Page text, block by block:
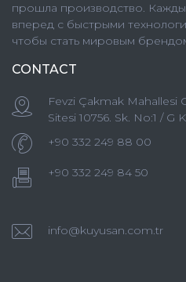
прошла производство.
вперед с быстрыми
чтобы стать мировым
CONTACT
Fevzi Çakmak Mahallesi
Sitesi 10756. Sk. No:1 / G
+90 332 249 88 00
+90 332 249 84 50
info@kuyusan.com.tr